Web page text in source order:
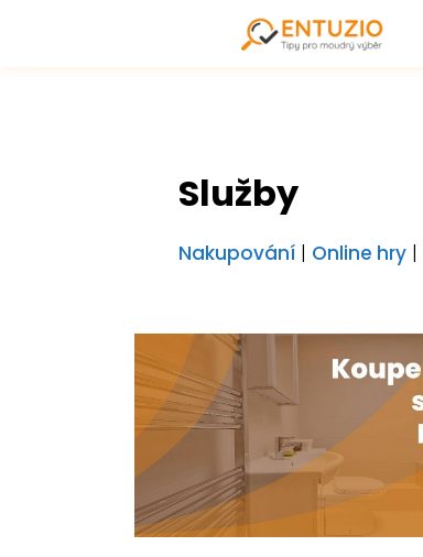
Služby
Nakupování | Online hry |